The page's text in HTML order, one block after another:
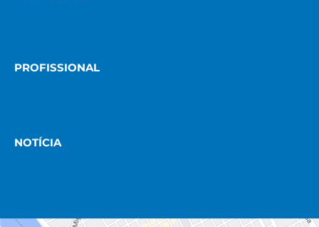
PROFISSIONAL
NOTÍCIA